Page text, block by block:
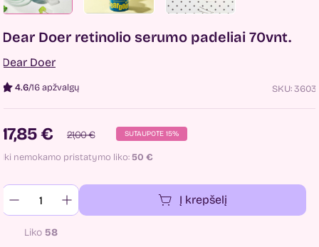
Dear Doer retinolio serumo padeliai 70vnt.
Dear Doer
4.6/16 apžvalgų SKU:3603
17,85 € 21,00 € SUTAUPOTE 15%
Iki nemokamo pristatymo liko:50 €
Į krepšelį
Liko 58